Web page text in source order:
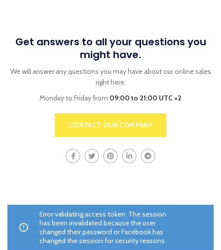
Get answers to all your questions you
might have.
We will answer any questions you may have about our online sales
right here.
Monday to Friday from 09:00 to 21:00 UTC +2
CONTACT OUR COMPANY
Error validating access token: The session
has been invalidated because the user
changed their password or Facebook has
changed the session for security reasons.